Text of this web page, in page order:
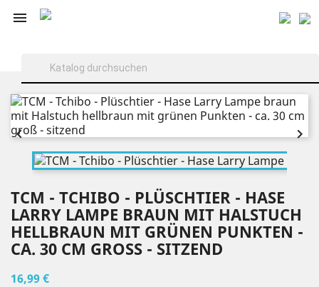

 
TCM - TCHIBO - PLÜSCHTIER - HASE
LARRY LAMPE BRAUN MIT HALSTUCH
HELLBRAUN MIT GRÜNEN PUNKTEN -
CA. 30 CM GROSS - SITZEND
16,99 €